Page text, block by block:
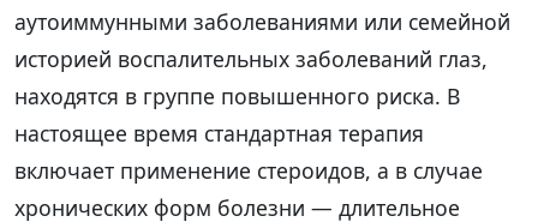
аутоиммунными заболеваниями или семейной
историей воспалительных заболеваний глаз,
находятся в группе повышенного риска. В
настоящее время стандартная терапия
включает применение стероидов, а в случае
хронических форм болезни — длительное